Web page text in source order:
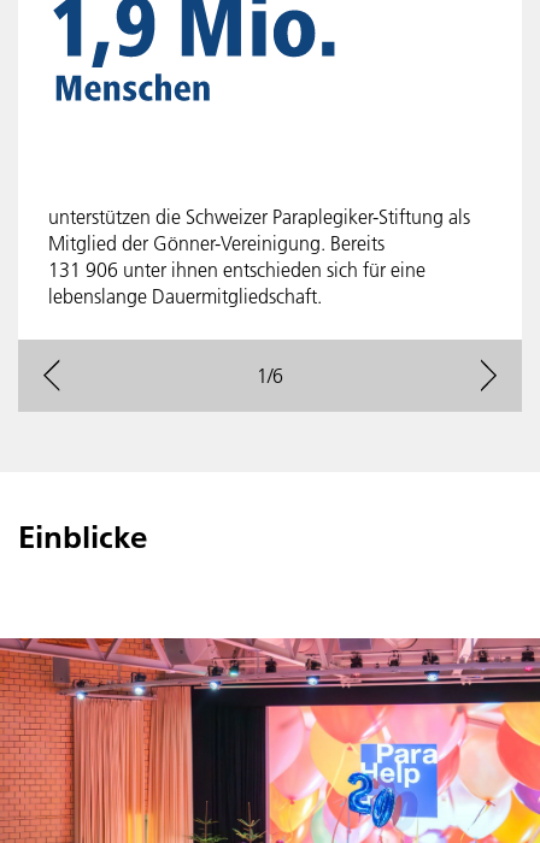
unterstützen die Schweizer Paraplegiker-Stiftung als
Mitglied der Gönner-Vereinigung. Bereits
131 906 unter ihnen entschieden sich für eine
lebenslange Dauermitgliedschaft.
prev 1/6 next
Einblicke